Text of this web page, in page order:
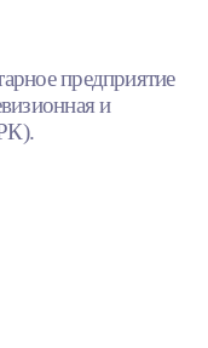
предприятие
и